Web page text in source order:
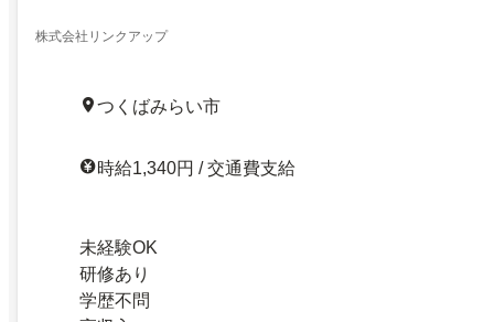
株式会社リンクアップ
つくばみらい市
時給1,340円 / 交通費支給
未経験OK
研修あり
学歴不問